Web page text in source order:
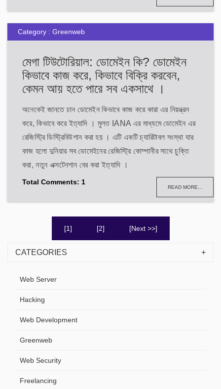
Category : Greenweb
মেগা টিউটোরিয়াল: ডোমেইন কি? ডোমেইন
কিভাবে কাজ করে, কিভাবে বিক্রি করবেন,
কেমন আয় হতে পারে সব একসাথে ।
অনেকেই জানতে চান ডোমেইন কিভাবে কাজ করে কারা এর নিয়ন্ত্রন
করে, কিভাবে করে ইত্যাদি । মুলত IANA এর মাধ্যমে ডোমেইন এর
রেজিস্ট্রি ডিস্ট্রিবিউশান করা হয় । এটি একটি চ্যারিটাবল সংস্থা যার
কাজ হলো দুনিয়ার সব ডোমেইনের রেজিস্ট্রি কোম্পানীর সাথে চুক্তি
করা, নতুন এক্সটেনশান বের করা ইত্যাদি ।
Total Comments: 1
READ MORE...
[1] [2] [Next >>]
CATEGORIES
Web Server
Hacking
Web Development
Greenweb
Web Security
Freelancing